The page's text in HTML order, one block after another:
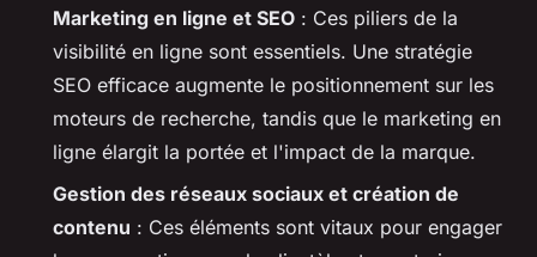
Marketing en ligne et SEO : Ces piliers de la
visibilité en ligne sont essentiels. Une stratégie
SEO efficace augmente le positionnement sur les
moteurs de recherche, tandis que le marketing en
ligne élargit la portée et l'impact de la marque.
Gestion des réseaux sociaux et création de
contenu : Ces éléments sont vitaux pour engager